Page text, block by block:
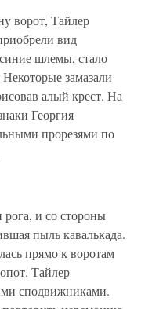
ворот, Тайлер
вид
шлемы, стало
замазали
алый крест. На
Георгия
прорезями по
и со стороны
пыль кавалькада.
прямо к воротам
Тайлер
сподвижниками.